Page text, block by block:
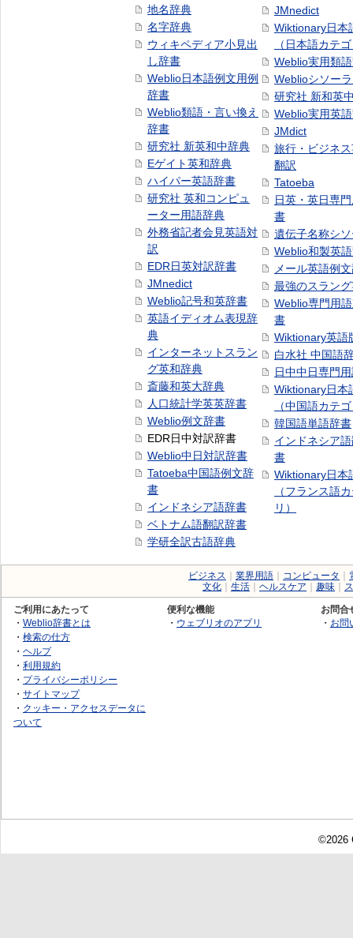
地名辞典
名字辞典
ウィキペディア小見出
し辞書
Weblio日本語例文用例
辞書
Weblio類語・言い換え
辞書
研究社 新英和中辞典
Eゲイト英和辞典
ハイパー英語辞書
研究社 英和コンピュ
ーター用語辞典
外務省記者会見英語対
訳
EDR日英対訳辞書
JMnedict
Weblio記号和英辞書
英語イディオム表現辞
典
インターネットスラン
グ英和辞典
斎藤和英大辞典
人口統計学英英辞書
Weblio例文辞書
EDR日中対訳辞書
Weblio中日対訳辞書
Tatoeba中国語例文辞
書
インドネシア語辞書
ベトナム語翻訳辞書
学研全訳古語辞典
JMnedict
Wiktionary日本
（日本語カテ
Weblio実用類
Weblioシソー
研究社 新和英
Weblio実用英
JMdict
旅行・ビジネ
翻訳
Tatoeba
日英・英日専
書
遺伝子名称シ
Weblio和製英
メール英語例
最強のスラン
Weblio専門用
書
Wiktionary英語
白水社 中国語
日中中日専門
Wiktionary日本
（中国語カテ
韓国語単語辞書
インドネシア
書
Wiktionary日本
（フランス語
リ）
ビジネス 業界用語 コンピュータ
文化
生活 ヘルスケア 趣味
ご利用にあたって
・ Weblio辞書とは
・ 検索の仕方
・ ヘルプ
・ 利用規約
・ プライバシーポリシー
・ サイトマップ
・ クッキー・アクセスデータに
ついて
便利な機能
・ ウェブリオのアプリ
お問合
・ お問
©2026